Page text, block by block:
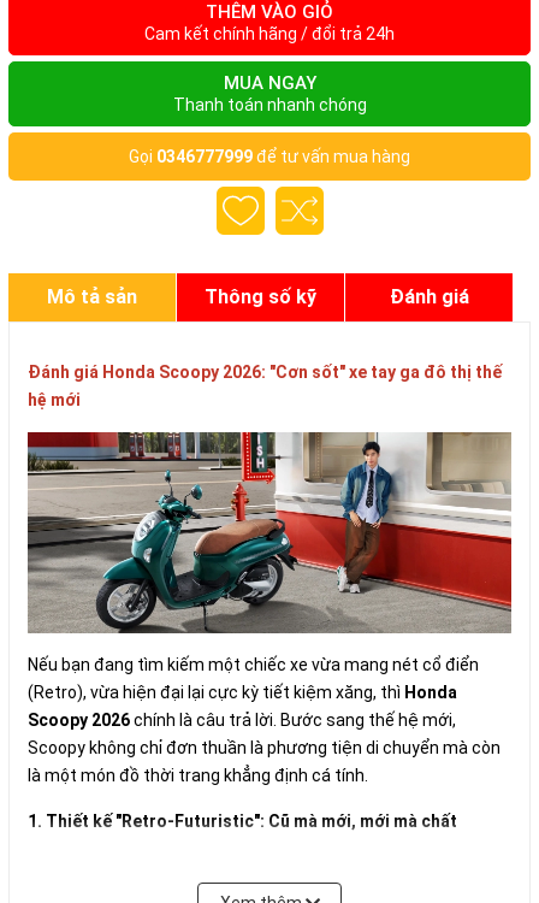
THÊM VÀO GIỎ
Cam kết chính hãng / đổi trả 24h
MUA NGAY
Thanh toán nhanh chóng
Gọi 0346777999để tư vấn mua hàng
Mô tả sản Thông số kỹ Đánh giá
Đánh giá Honda Scoopy 2026: "Cơn sốt" xe tay ga đô thị thế
hệ mới
Nếu bạn đang tìm kiếm một chiếc xe vừa mang nét cổ điển
(Retro), vừa hiện đại lại cực kỳ tiết kiệm xăng, thì Honda
Scoopy 2026chính là câu trả lời. Bước sang thế hệ mới,
Scoopy không chỉ đơn thuần là phương tiện di chuyển mà còn
là một món đồ thời trang khẳng định cá tính.
1. Thiết kế "Retro-Futuristic": Cũ mà mới, mới mà chất